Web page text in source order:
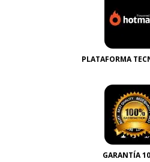
PLATAFORMA
GARANTÍA